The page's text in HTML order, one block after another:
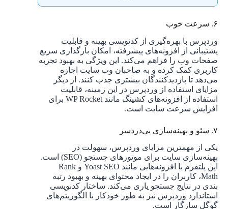
۶. سرعت خوب
وردپرس با بهره‌گیری از کدنویسی بهینه و قابلیت
پشتیبانی از افزونه‌های پیشرفته، امکان بارگذاری سریع
صفحات وب را فراهم می‌کند. این ویژگی به بهبود تجربه
کاربری کمک کرده و به صاحبان وب سایت اجازه
می‌دهد تا بازدیدکنندگان بیشتری جذب کنند. از دیگر
مزایای استفاده از وردپرس در این زمینه، قابلیت
استفاده از افزونه‌های کشینگ مانند WP Rocket برای
افزایش سرعت سایت است.
۷. سئو و بهینه‌سازی بی‌دردسر
یکی از مهمترین مزایای وردپرس، سهولت در
بهینه‌سازی سایت برای موتورهای جستجو (SEO) است.
این پلتفرم با افزونه‌هایی مانند Yoast SEO و Rank
Math، کاربران را در ایجاد محتوای بهینه و بهبود رتبه
‌بندی در نتایج جستجو یاری می‌کند. ساختار کدنویسی
استاندارد وردپرس نیز به طور خودکار با الگوریتم‌های
گوگل سازگار است.